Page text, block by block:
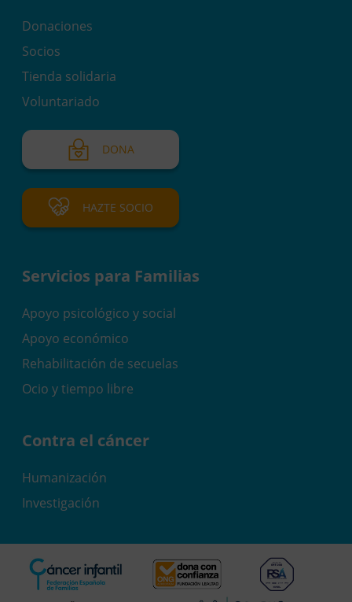
Donaciones
Socios
Tienda solidaria
Voluntariado
DONA
HAZTE SOCIO
Servicios para Familias
Apoyo psicológico y social
Apoyo económico
Rehabilitación de secuelas
Ocio y tiempo libre
Contra el cáncer
Humanización
Investigación